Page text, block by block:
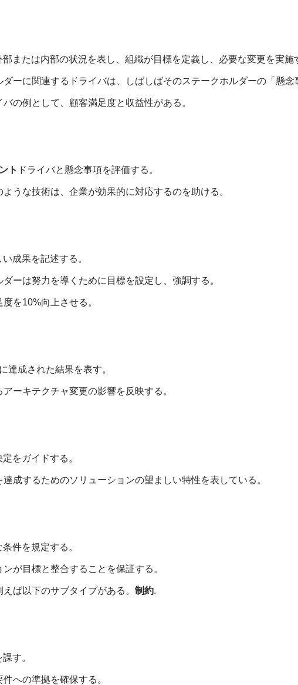
部または内部の状況を表し、組織が目標を定義し、必要な変更を実施
ダーに関連するドライバは、しばしばそのステークホルダーの「懸念
バの例として、顧客満足度と収益性がある。
ト ドライバと懸念事項を評価する。
ような技術は、企業が効果的に対応するのを助ける。
成果を記述する。
ダーは努力を導くために目標を設定し、強調する。
を10%向上させる。
達成された結果を表す。
アーキテクチャ変更の影響を反映する。
をガイドする。
達成するためのソリューションの望ましい特性を表している。
件を規定する。
ンが目標と整合することを保証する。
ば以下のサブタイプがある。 制約.
す。
への準拠を確保する。